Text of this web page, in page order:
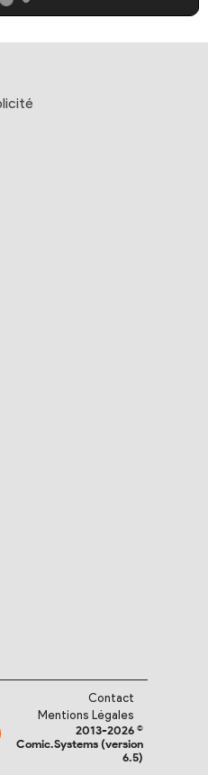
Contact
Mentions Légales
2013-2026 ©
Comic.Systems (version
6.5)